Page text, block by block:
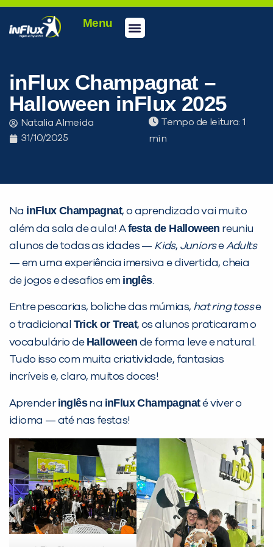
Menu
inFlux Champagnat –
Halloween inFlux 2025
Natalia Almeida
31/10/2025
Tempo de leitura:
Na inFlux Champagnat, o aprendizado vai muito
além da sala de aula! Afesta de Halloween reuniu
alunos de todas as idades — Kids, JuniorseAdults
— em uma experiência imersiva e divertida, cheia
de jogos e desafios em inglês.
Entre pescarias, boliche das múmias, hat ring tosse
o tradicional Trick or Treat, os alunos praticaram o
vocabulário de Halloween de forma leve e natural.
Tudo isso com muita criatividade, fantasias
incríveis e, claro, muitos doces!
Aprenderinglêsna inFlux Champagnaté viver o
idioma — até nas festas!
PEÇA UMA DEMONSTRAÇÃO DE MÉTODO
Desculpe!
Não encontramos nenhuma unidade
inFlux nesta cidade ou bairro que
você digitou.
Preencha com seus dados abaixo e